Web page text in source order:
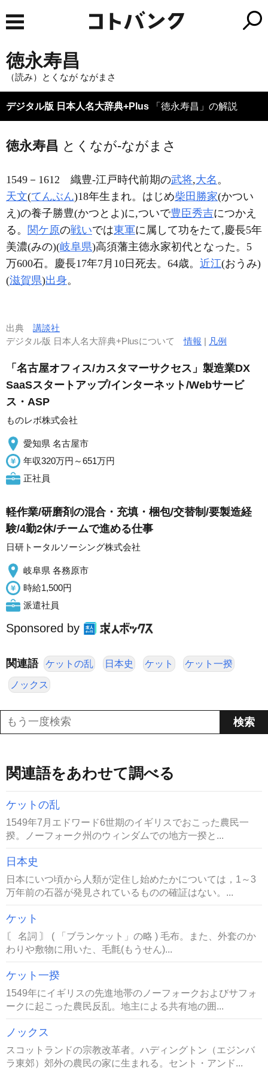
徳永寿昌
（読み）とくなが ながまさ
デジタル版 日本人名大辞典+Plus 「徳永寿昌」の解説
徳永寿昌 とくなが-ながまさ
1549－1612 織豊-江戸時代前期の武将,大名 。
天文(てんぶん)18年生まれ。はじめ柴田勝家(かつい
え)の養子勝豊(かつとよ)に,ついで豊臣秀吉につかえ
る。 関ケ原の戦いでは東軍に属して功をたて,慶長5年
美濃(みの)(岐阜県)高須藩主徳永家初代となった。5
万600石。慶長17年7月10日死去。64歳。 近江(おうみ)
(滋賀県)出身。
出典 講談社
デジタル版 日本人名大辞典+Plusについて情報 | 凡例
「名古屋オフィス/カスタマーサクセス」製造業DX
SaaSスタートアップ/インターネット/Webサービ
ス・ASP
ものレボ株式会社
愛知県 名古屋市
年収320万円～651万円
正社員
軽作業/研磨剤の混合・充填・梱包/交替制/要製造経
験/4勤2休/チームで進める仕事
日研トータルソーシング株式会社
岐阜県 各務原市
時給1,500円
派遣社員
Sponsored by
関連語 ケットの乱 日本史 ケット ケット一揆
ノックス
関連語をあわせて調べる
ケットの乱
1549年7月エドワード6世期のイギリスでおこった農民一
揆。ノーフォーク州のウィンダムでの地方一揆と...
日本史
日本にいつ頃から人類が定住し始めたかについては，1～3
万年前の石器が発見されているものの確証はない。...
ケット
〘 名詞 〙 ( 「ブランケット」の略 ) 毛布。また、外套のか
わりや敷物に用いた、毛氈(もうせん)...
ケット一揆
1549年にイギリスの先進地帯のノーフォークおよびサフォ
ークに起こった農民反乱。地主による共有地の囲...
ノックス
スコットランドの宗教改革者。ハディングトン（エジンバ
ラ東郊）郊外の農民の家に生まれる。セント・アンド...